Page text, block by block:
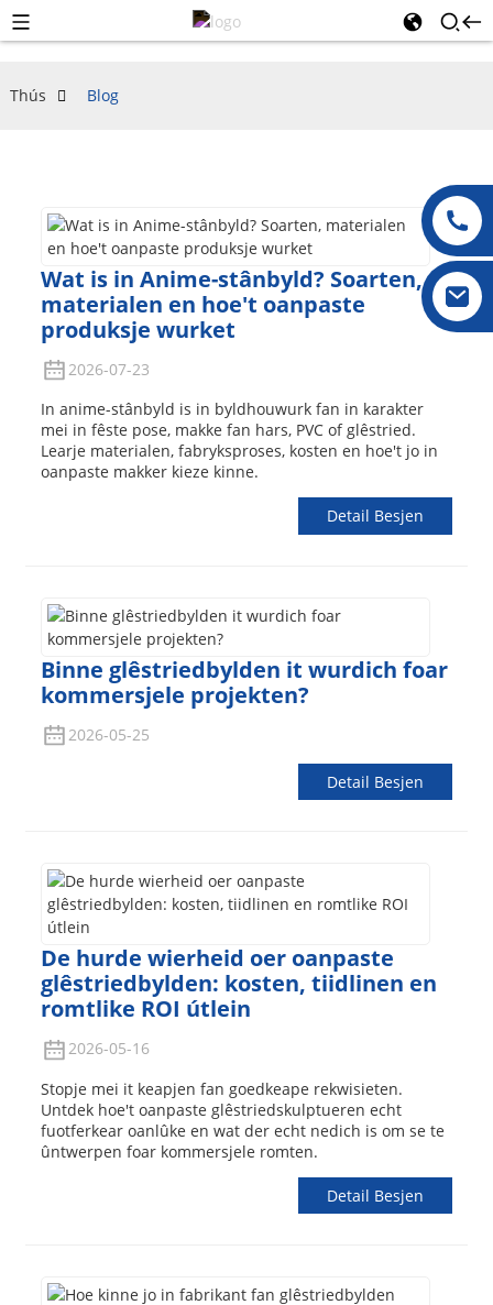
Thús Blog
Wat is in Anime-stânbyld? Soarten,
materialen en hoe't oanpaste
produksje wurket
2026-07-23
In anime-stânbyld is in byldhouwurk fan in karakter
mei in fêste pose, makke fan hars, PVC of glêstried.
Learje materialen, fabryksproses, kosten en hoe't jo in
oanpaste makker kieze kinne.
Detail Besjen
Binne glêstriedbylden it wurdich foar
kommersjele projekten?
2026-05-25
Detail Besjen
De hurde wierheid oer oanpaste
glêstriedbylden: kosten, tiidlinen en
romtlike ROI útlein
2026-05-16
Stopje mei it keapjen fan goedkeape rekwisieten.
Untdek hoe't oanpaste glêstriedskulptueren echt
fuotferkear oanlûke en wat der echt nedich is om se te
ûntwerpen foar kommersjele romten.
Detail Besjen